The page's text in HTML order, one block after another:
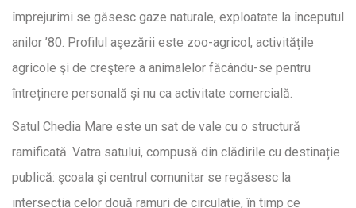
împrejurimi se găsesc gaze naturale, exploatate la începutul
anilor ’80. Profilul aşezării este zoo-agricol, activitățile
agricole şi de creştere a animalelor făcându-se pentru
întreținere personală şi nu ca activitate comercială.
Satul Chedia Mare este un sat de vale cu o structură
ramificată. Vatra satului, compusă din clădirile cu destinație
publică: şcoala şi centrul comunitar se regăsesc la
intersecția celor două ramuri de circulație, în timp ce